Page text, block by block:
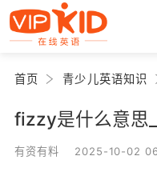
首页 青少儿英语知识
fizzy是什么意思
有资有料 2025-10-02